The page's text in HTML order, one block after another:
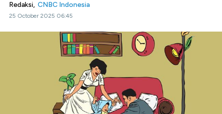
Redaksi, CNBC Indonesia
25 October 2025 06:45